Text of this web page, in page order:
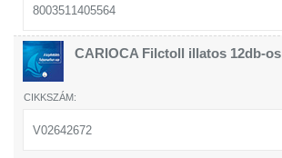
8003511405564
CARIOCA Filctoll illatos 12db-os
V02642672